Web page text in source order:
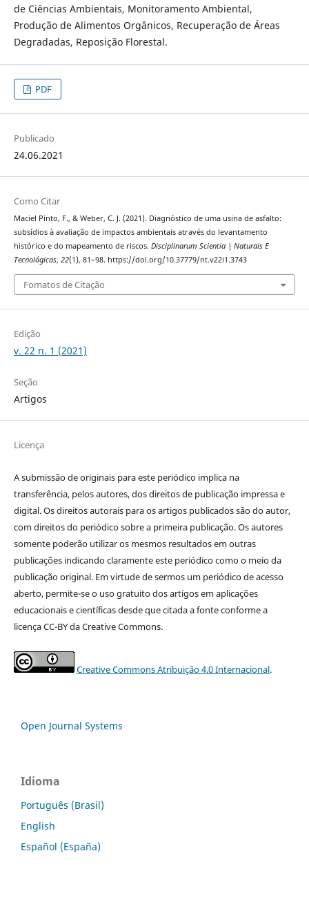
de Ciências Ambientais, Monitoramento Ambiental,
Produção de Alimentos Orgânicos, Recuperação de Áreas
Degradadas, Reposição Florestal.
PDF
Publicado
24.06.2021
Como Citar
Maciel Pinto, F., & Weber, C. J. (2021). Diagnóstico de uma usina de asfalto:
subsídios à avaliação de impactos ambientais através do levantamento
histórico e do mapeamento de riscos. Disciplinarum Scientia | Naturais E
Tecnológicas, 22(1), 81–98. https://doi.org/10.37779/nt.v22i1.3743
Fomatos de Citação
Edição
v. 22 n. 1 (2021)
Seção
Artigos
Licença
A submissão de originais para este periódico implica na
transferência, pelos autores, dos direitos de publicação impressa e
digital. Os direitos autorais para os artigos publicados são do autor,
com direitos do periódico sobre a primeira publicação. Os autores
somente poderão utilizar os mesmos resultados em outras
publicações indicando claramente este periódico como o meio da
publicação original. Em virtude de sermos um periódico de acesso
aberto, permite-se o uso gratuito dos artigos em aplicações
educacionais e científicas desde que citada a fonte conforme a
licença CC-BY da Creative Commons.
Creative Commons Atribuição 4.0 Internacional.
Open Journal Systems
Idioma
Português (Brasil)
English
Español (España)